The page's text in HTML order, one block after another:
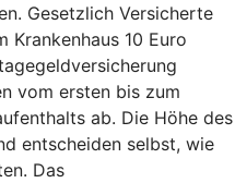
Gesetzlich Versicherte
Krankenhaus 10 Euro
vom ersten bis zum
ab. Die Höhe des
entscheiden selbst, wie
Das